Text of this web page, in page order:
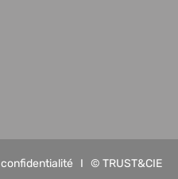
I © TRUST&CIE